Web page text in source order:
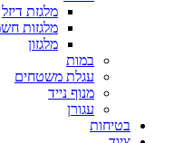
מלגזת דיזל
מלגזות
מלגזון
במות
עגלת משטחים
מנוף נייד
עגורן
בטיחות